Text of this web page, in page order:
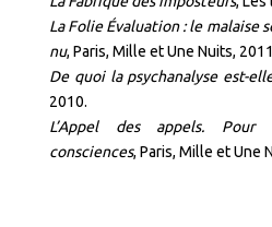
La Folie Évaluation : le malaise
nu, Paris, Mille et Une Nuits,
De quoi la psychanalyse est-
2010.
L’Appel des appels.
consciences, Paris, Mille et Une